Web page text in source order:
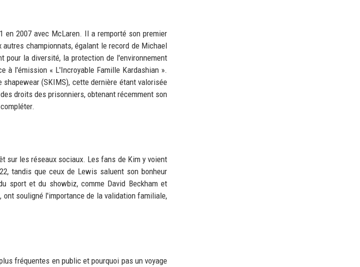
en 2007 avec McLaren. Il a remporté son premier
championnats, égalant le record de Michael
pour la diversité, la protection de l'environnement
à l'émission « L'Incroyable Famille Kardashian ».
(SKIMS), cette dernière étant valorisée
droits des prisonniers, obtenant récemment son
sur les réseaux sociaux. Les fans de Kim y voient
tandis que ceux de Lewis saluent son bonheur
sport et du showbiz, comme David Beckham et
souligné l'importance de la validation familiale,
fréquentes en public et pourquoi pas un voyage